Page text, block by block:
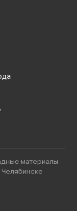
материалы